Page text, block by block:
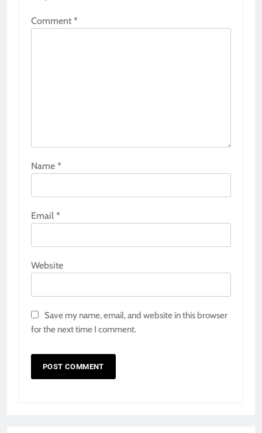
Comment *
Name *
Email *
Website
Save my name, email, and website in this browser
for the next time I comment.